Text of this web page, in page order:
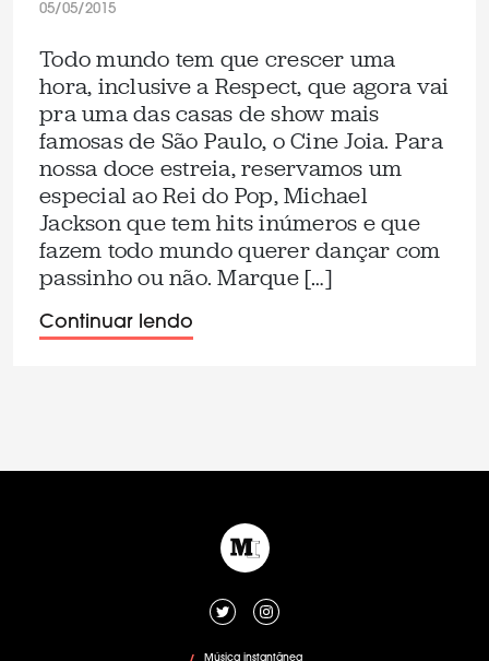
05/05/2015
Todo mundo tem que crescer uma
hora, inclusive a Respect, que agora vai
pra uma das casas de show mais
famosas de São Paulo, o Cine Joia. Para
nossa doce estreia, reservamos um
especial ao Rei do Pop, Michael
Jackson que tem hits inúmeros e que
fazem todo mundo querer dançar com
passinho ou não. Marque […]
Continuar lendo
Música instantânea